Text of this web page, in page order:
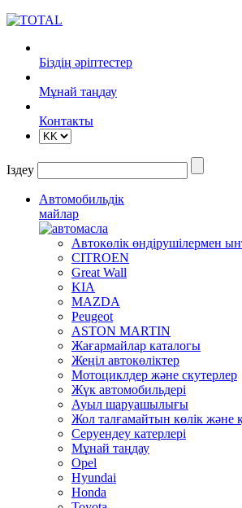
Біздің әріптестер
Mұнай таңдау
Контакты
Іздеу
Автомобильдік
майлар
Автокөлік өндірушілермен
CITROEN
Great Wall
KIA
MAZDA
Peugeot
ASTON MARTIN
Жағармайлар каталогы
Жеңіл автокөліктер
Мотоциклдер және скутерлер
Жүк автомобильдері
Ауыл шаруашылығы
Жол талғамайтын көлік және
Серуендеу катерлері
Mұнай таңдау
Opel
Hyundai
Honda